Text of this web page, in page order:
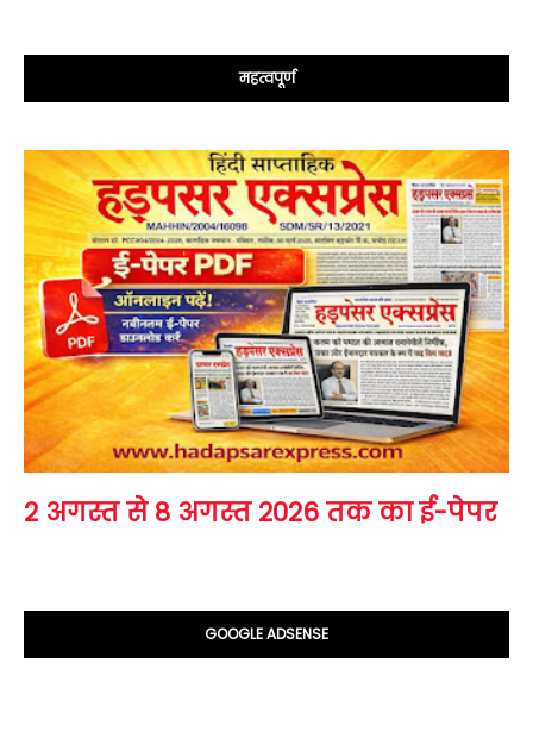
महत्वपूर्ण
2 अगस्त से 8 अगस्त 2026 तक का ई-पेपर
GOOGLE ADSENSE